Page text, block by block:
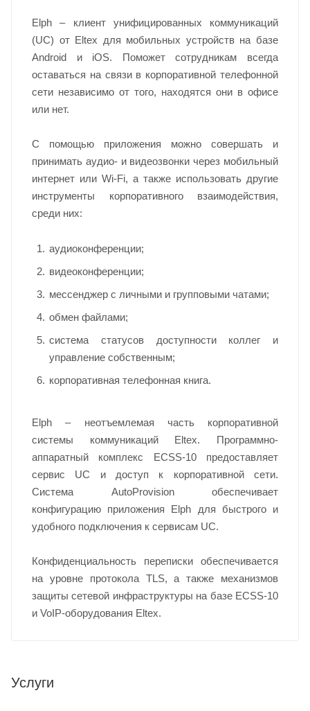
Elph – клиент унифицированных коммуникаций
(UC) от Eltex для мобильных устройств на базе
Android и iOS. Поможет сотрудникам всегда
оставаться на связи в корпоративной телефонной
сети независимо от того, находятся они в офисе
или нет.
С помощью приложения можно совершать и
принимать аудио- и видеозвонки через мобильный
интернет или Wi-Fi, а также использовать другие
инструменты корпоративного взаимодействия,
среди них:
аудиоконференции;
видеоконференции;
мессенджер с личными и групповыми чатами;
обмен файлами;
система статусов доступности коллег и
управление собственным;
корпоративная телефонная книга.
Elph – неотъемлемая часть корпоративной
системы коммуникаций Eltex. Программно-
аппаратный комплекс ECSS-10 предоставляет
сервис UC и доступ к корпоративной сети.
Система AutoProvision обеспечивает
конфигурацию приложения Elph для быстрого и
удобного подключения к сервисам UC.
Конфиденциальность переписки обеспечивается
на уровне протокола TLS, а также механизмов
защиты сетевой инфраструктуры на базе ECSS-10
и VoIP-оборудования Eltex.
Услуги